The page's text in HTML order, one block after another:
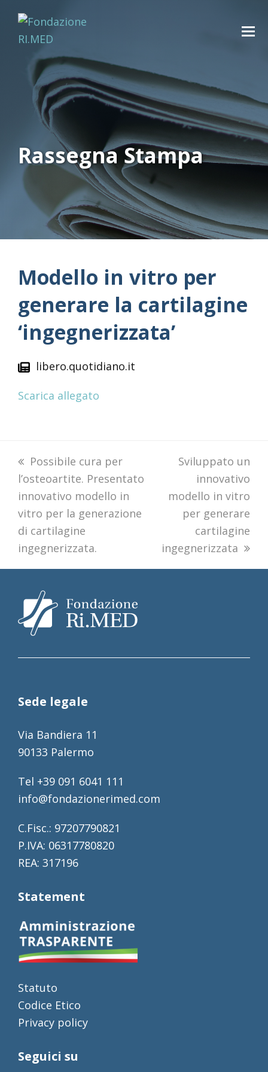
Rassegna Stampa
Modello in vitro per
generare la cartilagine
‘ingegnerizzata’
libero.quotidiano.it
Scarica allegato
previous
post:
Possibile cura per
l’osteoartite. Presentato
innovativo modello in
vitro per la generazione
di cartilagine
ingegnerizzata.
next
post:
Sviluppato un
innovativo
modello in vitro
per generare
cartilagine
ingegnerizzata
Sede legale
Via Bandiera 11
90133 Palermo
Tel +39 091 6041 111
info@fondazionerimed.com
C.Fisc.: 97207790821
P.IVA: 06317780820
REA: 317196
Statement
Statuto
Codice Etico
Privacy policy
Seguici su